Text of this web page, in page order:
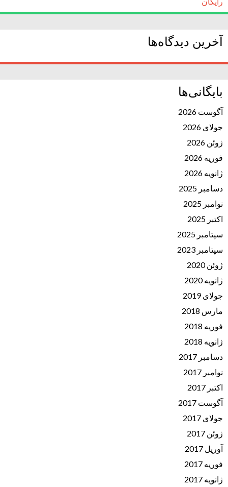
آخرین دیدگاه‌ها
بایگانی‌ها
آگوست 2026
جولای 2026
ژوئن 2026
فوریه 2026
ژانویه 2026
دسامبر 2025
نوامبر 2025
اکتبر 2025
سپتامبر 2025
سپتامبر 2023
ژوئن 2020
ژانویه 2020
جولای 2019
مارس 2018
فوریه 2018
ژانویه 2018
دسامبر 2017
نوامبر 2017
اکتبر 2017
آگوست 2017
جولای 2017
ژوئن 2017
آوریل 2017
فوریه 2017
ژانویه 2017